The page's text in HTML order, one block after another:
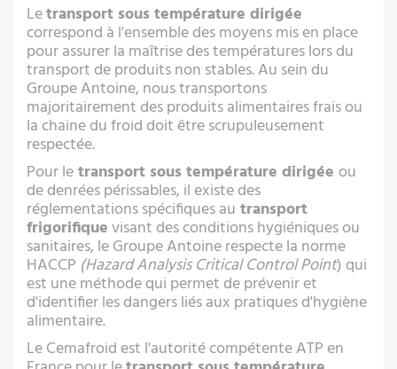
Letransport sous température dirigée
correspond à l'ensemble des moyens mis en place
pour assurer la maîtrise des températures lors du
transport de produits non stables. Au sein du
Groupe Antoine, nous transportons
majoritairement des produits alimentaires frais ou
la chaine du froid doit être scrupuleusement
respectée.
Pour letransport sous température dirigée ou
de denrées périssables, il existe des
réglementations spécifiques au transport
frigorifiquevisant des conditions hygiéniques ou
sanitaires, le Groupe Antoine respecte la norme
HACCP (Hazard Analysis Critical Control Point) qui
est une méthode qui permet de prévenir et
d'identifier les dangers liés aux pratiques d'hygiène
alimentaire.
Le Cemafroid est l'autorité compétente ATP en